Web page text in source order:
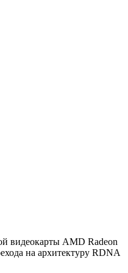
видеокарты AMD Radeon
на архитектуру RDNA